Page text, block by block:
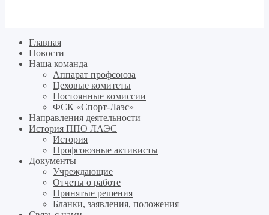
Главная
Новости
Наша команда
Аппарат профсоюза
Цеховые комитеты
Постоянные комиссии
ФСК «Спорт-Лаэс»
Направления деятельности
История ППО ЛАЭС
История
Профсоюзные активисты
Документы
Учреждающие
Отчеты о работе
Принятые решения
Бланки, заявления, положения